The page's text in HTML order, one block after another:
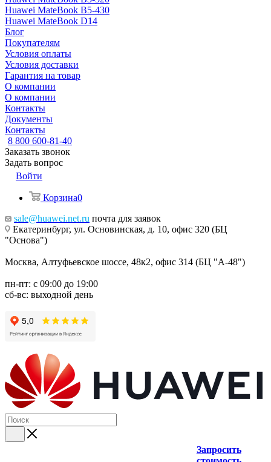
Huawei MateBook B5-430
Huawei MateBook D14
Блог
Покупателям
Условия оплаты
Условия доставки
Гарантия на товар
О компании
О компании
Контакты
Документы
Контакты
8 800 600-81-40
Заказать звонок
Задать вопрос
Войти
Корзина0
sale@huawei.net.ru почта для заявок
Екатеринбург, ул. Основинская, д. 10, офис 320 (БЦ
"Основа")
Москва, Алтуфьевское шоссе, 48к2, офис 314 (БЦ "А-48")
пн-пт: с 09:00 до 19:00
сб-вс: выходной день
Запросить